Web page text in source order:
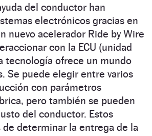
del conductor han
electrónicos gracias en
nuevo acelerador Ride by Wire
con la ECU (unidad
tecnología ofrece un mundo
Se puede elegir entre varios
con parámetros
pero también se pueden
del conductor. Estos
de determinar la entrega de la